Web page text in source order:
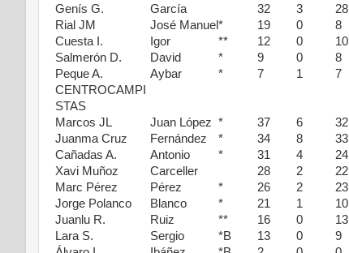
Genís G.
García 32 3 28
Rial JM
José Manuel* 19 0 8
Cuesta I.
Igor ** 12 0 10
Salmerón D.
David * 9 0 8
Peque A.
Aybar * 7 1 7
CENTROCAMPI
STAS
Marcos JL
Juan López * 37 6 32
Juanma Cruz
Fernández * 34 8 33
Cañadas A.
Antonio * 31 4 24
Xavi Muñoz
Carceller 28 2 22
Marc Pérez
Pérez * 26 2 23
Jorge Polanco
Blanco * 21 1 10
Juanlu R.
Ruiz ** 16 0 13
Lara S.
Sergio *B 13 0 9